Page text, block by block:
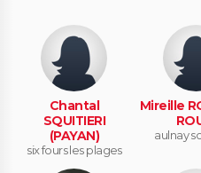
Chantal
SQUITIERI
(PAYAN)
six fours les plages
Mireille
aulnay